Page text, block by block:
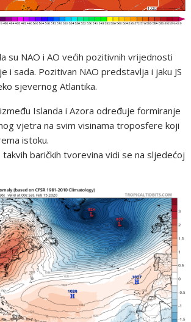
su NAO i AO većih pozitivnih vrijednosti
i sada. Pozitivan NAO predstavlja i jaku JS
sjevernog Atlantika.
Islanda i Azora određuje formiranje
vjetra na svim visinama troposfere koji
istoku.
baričkih tvorevina vidi se na sljedećoj